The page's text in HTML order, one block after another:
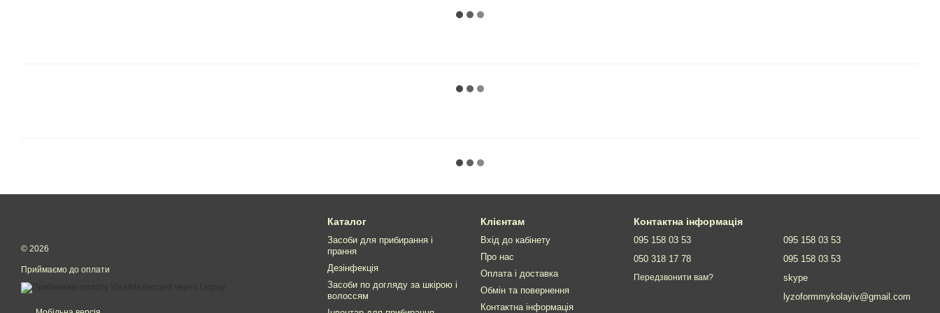
© 2026
Приймаємо до оплати
Каталог
Засоби для прибирання і
прання
Дезінфекція
Засоби по догляду за шкірою і
волоссям
Клієнтам
Вхід до кабінету
Про нас
Оплата і доставка
Обмін та повернення
Контактна інформація
Контактна інформація
095 158 03 53
050 318 17 78
Передзвонити вам?
095 158 03 53
095 158 03 53
skype
lyzoformmykolayiv@gmail.com